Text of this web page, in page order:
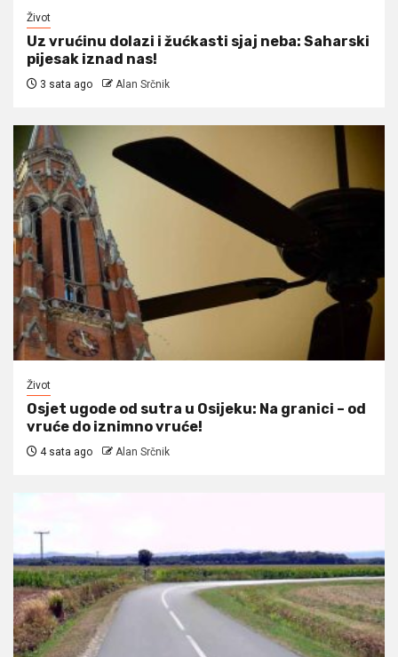
Život
Uz vrućinu dolazi i žućkasti sjaj neba: Saharski
pijesak iznad nas!
3 sata ago Alan Srčnik
Život
Osjet ugode od sutra u Osijeku: Na granici – od
vruće do iznimno vruće!
4 sata ago Alan Srčnik